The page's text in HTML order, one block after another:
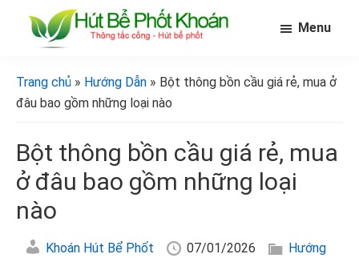
phốt
khoán]
bể
phốt
Menu
Trang chủ » Hướng Dẫn » Bột thông bồn cầu giá rẻ, mua ở
đâu bao gồm những loại nào
Bột thông bồn cầu giá rẻ, mua
ở đâu bao gồm những loại
nào
Khoán Hút Bể Phốt 07/01/2026
Hướng